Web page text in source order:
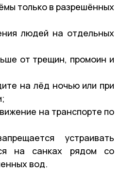
только в разрешённых
людей на отдельных
от трещин, промоин и
на лёд ночью или при
на транспорте по
устраивать
на санках рядом со
вод.